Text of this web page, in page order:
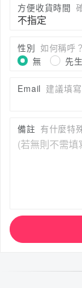
方便收貨時間
性別 如何稱呼？
無
先生
Email 建議填
備註 有什麼特